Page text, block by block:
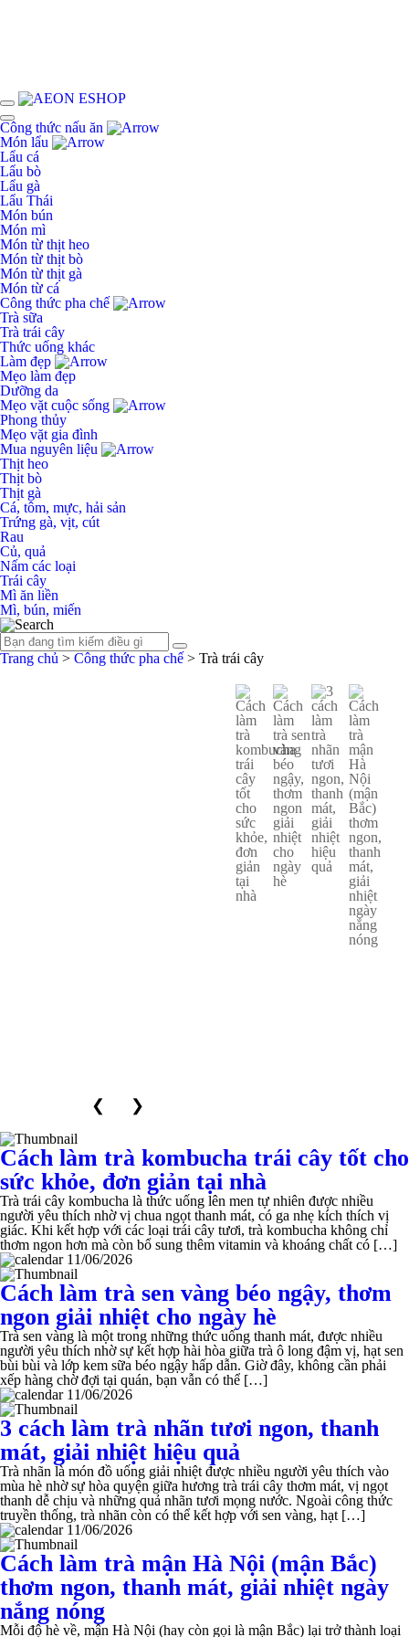
Công thức nấu ăn
Món lẩu
Lẩu cá
Lẩu bò
Lẩu gà
Lẩu Thái
Món bún
Món mì
Món từ thịt heo
Món từ thịt bò
Món từ thịt gà
Món từ cá
Công thức pha chế
Trà sữa
Trà trái cây
Thức uống khác
Làm đẹp
Mẹo làm đẹp
Dưỡng da
Mẹo vặt cuộc sống
Phong thủy
Mẹo vặt gia đình
Mua nguyên liệu
Thịt heo
Thịt bò
Thịt gà
Cá, tôm, mực, hải sản
Trứng gà, vịt, cút
Rau
Củ, quả
Nấm các loại
Trái cây
Mì ăn liền
Mì, bún, miến
Trang chủ > Công thức pha chế > Trà trái cây
❮ ❯
Cách làm trà kombucha trái cây tốt cho
sức khỏe, đơn giản tại nhà
Trà trái cây kombucha là thức uống lên men tự nhiên được nhiều
người yêu thích nhờ vị chua ngọt thanh mát, có ga nhẹ kích thích vị
giác. Khi kết hợp với các loại trái cây tươi, trà kombucha không chỉ
thơm ngon hơn mà còn bổ sung thêm vitamin và khoáng chất có […]
11/06/2026
Cách làm trà sen vàng béo ngậy, thơm
ngon giải nhiệt cho ngày hè
Trà sen vàng là một trong những thức uống thanh mát, được nhiều
người yêu thích nhờ sự kết hợp hài hòa giữa trà ô long đậm vị, hạt sen
bùi bùi và lớp kem sữa béo ngậy hấp dẫn. Giờ đây, không cần phải
xếp hàng chờ đợi tại quán, bạn vẫn có thể […]
11/06/2026
3 cách làm trà nhãn tươi ngon, thanh
mát, giải nhiệt hiệu quả
Trà nhãn là món đồ uống giải nhiệt được nhiều người yêu thích vào
mùa hè nhờ sự hòa quyện giữa hương trà trái cây thơm mát, vị ngọt
thanh dễ chịu và những quả nhãn tươi mọng nước. Ngoài công thức
truyền thống, trà nhãn còn có thể kết hợp với sen vàng, hạt […]
11/06/2026
Cách làm trà mận Hà Nội (mận Bắc)
thơm ngon, thanh mát, giải nhiệt ngày
nắng nóng
Mỗi độ hè về, mận Hà Nội (hay còn gọi là mận Bắc) lại trở thành loại